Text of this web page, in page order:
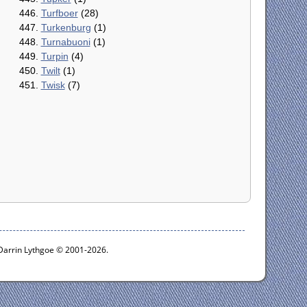
446. Turfboer(28)
447. Turkenburg (1)
448. Turnabuoni(1)
449. Turpin (4)
450. Twilt(1)
451. Twisk(7)
Lythgoe © 2001-2026.